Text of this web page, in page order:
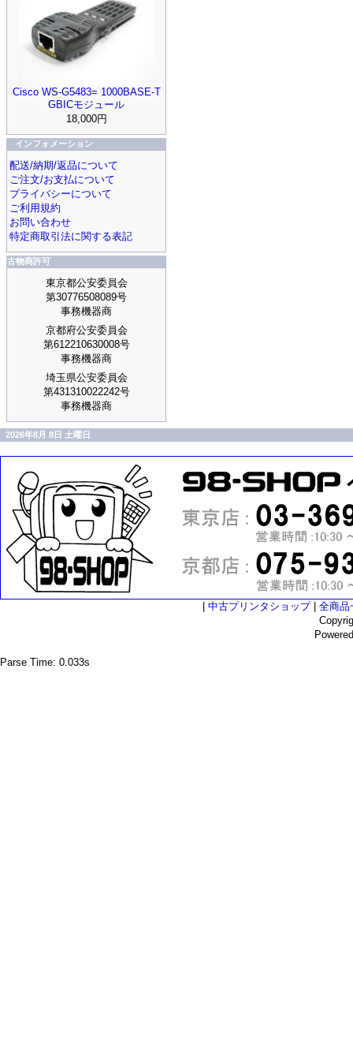
Cisco WS-G5483= 1000BASE-T
GBICモジュール
18,000円
インフォメーション
配送/納期/返品について
ご注文/お支払について
プライバシーについて
ご利用規約
お問い合わせ
特定商取引法に関する表記
古物商許可
東京都公安委員会
第30776508089号
事務機器商
京都府公安委員会
第612210630008号
事務機器商
埼玉県公安委員会
第431310022242号
事務機器商
2026年8月 8日 土曜日
中古プリンタショップ| 全商品
Parse Time: 0.033s